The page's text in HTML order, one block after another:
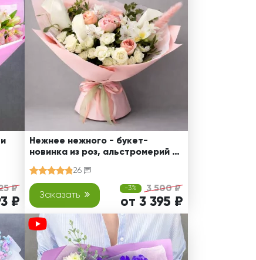
₽
₽
Нежнее нежного - букет-
новинка из роз, альстромерий и
26
Заказать
-3% 3 500 ₽
от 3 395 ₽